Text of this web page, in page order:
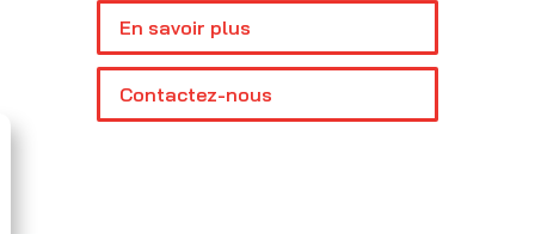
En savoir plus
Contactez-nous